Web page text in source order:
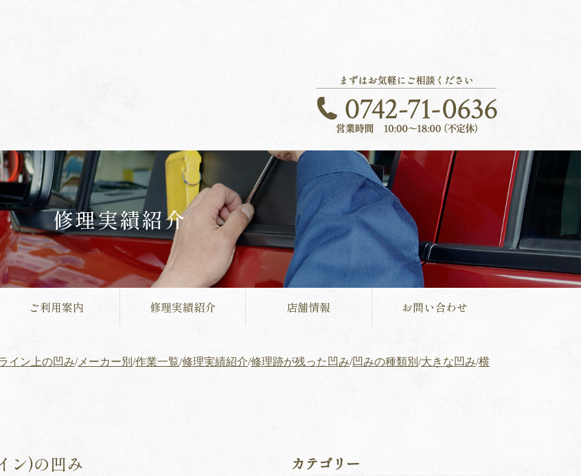
修理実績紹介
ご利用案内 修理実績紹介 店舗情報 お問い合わせ
イン上の凹み/メーカー別 /作業一覧/修理実績紹介/修理跡が残った凹み/凹みの種類別 /大きな凹み/横
ン)の凹み カテゴリー